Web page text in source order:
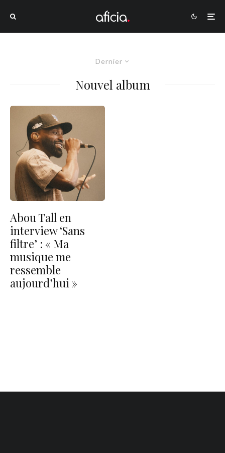
Dernier
Nouvel album
Abou Tall en
interview ‘Sans
filtre’ : « Ma
musique me
ressemble
aujourd’hui »